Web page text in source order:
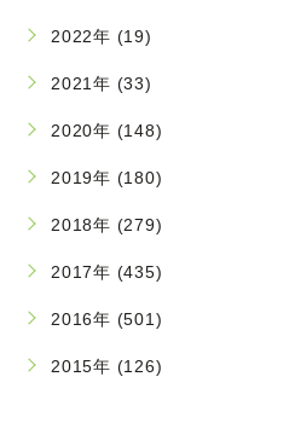
2022年 (19)
2021年 (33)
2020年 (148)
2019年 (180)
2018年 (279)
2017年 (435)
2016年 (501)
2015年 (126)